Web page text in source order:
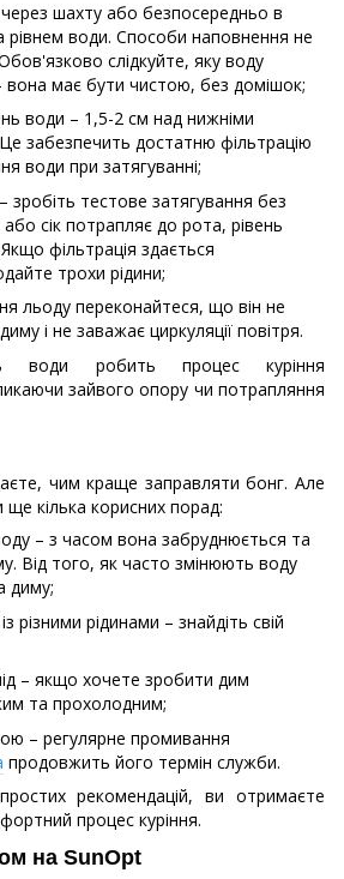
шахту або безпосередньо в
рівнем води. Способи наповнення не
слідкуйте, яку воду
вона має бути чистою, без домішок;
води – 1,5-2 см над нижніми
забезпечить достатню фільтрацію
води при затягуванні;
зробіть тестове затягування без
сік потрапляє до рота, рівень
фільтрація здається
трохи рідини;
льоду переконайтеся, що він не
і не заважає циркуляції повітря.
води робить процес куріння
зайвого опору чи потрапляння
чим краще заправляти бонг. Але
кілька корисних порад:
– з часом вона забруднюється та
Від того, як часто змінюють воду
диму;
різними рідинами – знайдіть свій
– якщо хочете зробити дим
та прохолодним;
– регулярне промивання
продовжить його термін служби.
рекомендацій, ви отримаєте
процес куріння.
на SunOpt